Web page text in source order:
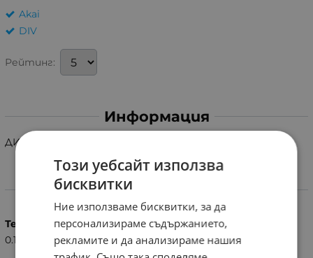
Akai
DIV
Рейтинг:
Информация
ДИСТАНЦИОННО УПРАВЛЕНИЕ ЗА AKAI RC-Z101
Характеристики
Тегло (кг.)
0.10
Този уебсайт използва
бисквитки
Ние използваме бисквитки, за да
персонализираме съдържанието,
рекламите и да анализираме нашия